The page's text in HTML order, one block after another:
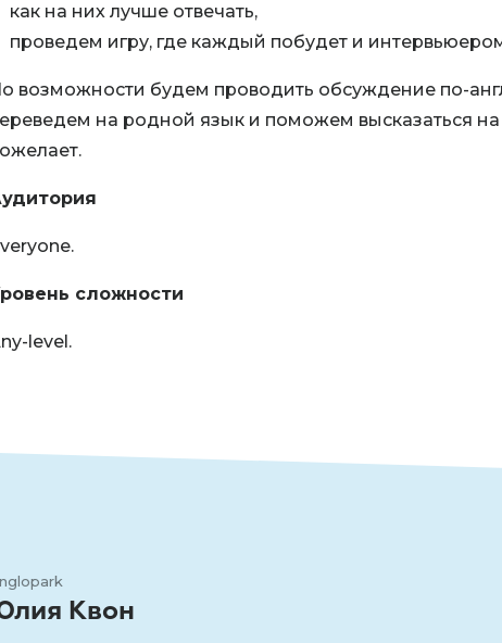
как на них лучше отвечать,
проведем игру, где каждый побудет и
возможности будем проводить обсуждение по-
на родной язык и поможем высказаться на
сложности
level.
Квон